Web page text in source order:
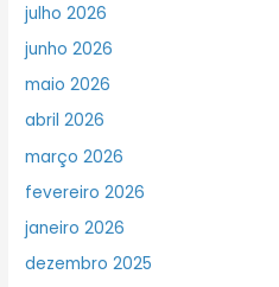
julho 2026
junho 2026
maio 2026
abril 2026
março 2026
fevereiro 2026
janeiro 2026
dezembro 2025